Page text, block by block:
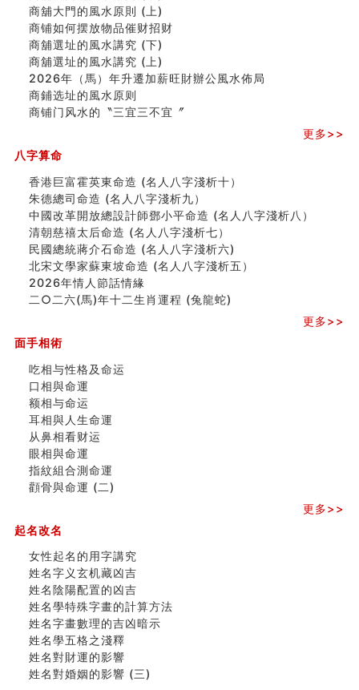
玄空本义(七)
刘燮鈞讲人相 手纹与命运(二)
商铺如何摆放物品催财招财
极其旺夫的女人面相
家居常見風水形煞及化解方法 (二)
居家風水懶人包！房子煞氣怎麼看？風水禁忌有哪些？有
這樣風水的房子別�
南半球的八字如何推排
额相与命运
从痣看相
姓名陰陽配置的凶吉
六爻測住宅風水 (四)
玄空本义 (五)
财务办公室风水布局
精选1500个五行属木的字
玄空本义 (四)
八字算命：女命八字里日坐伤官克夫？
订婚就是定结婚日子吗
玄空本义 (三)
飞灵山传说故事
命理解说：想请问什么时候能够遇到姻缘结婚？
商舖選址的風水講究 (下)
吉凶神跳上大运时的断法【四柱技巧】
家居常見風水形煞及化解方法 (一)
刘燮鈞讲人相 手纹与命运(一)
玄空本义 (二)
大門風水五大禁忌！大門風水擺設？門中門風水解方？
出现这几种面相桃花泛
女性起名的用字講究
香港巨富霍英東命造 (名人八字淺析十）
購房十大風水原則 (上)
看字形结构推算出吉凶
七夕节 我国唯一一个以女性为主角传统节日
商舖大門的風水原則 (下)
手指饱满福运加身，这种手相福运在何处？
家居常見風水形煞及化解方法 ( 四)
商舖大門的風水原則 (上)
商铺如何摆放物品催财招财
商舖選址的風水講究 (下)
商舖選址的風水講究 (上)
2026年（馬）年升遷加薪旺財辦公風水佈局
商鋪选址的風水原则
商铺门风水的〝三宜三不宜〞
更多>>
八字算命
香港巨富霍英東命造 (名人八字淺析十）
朱德總司命造 (名⼈⼋字淺析九）
中國改革開放總設計師鄧小平命造 (名人八字淺析八）
清朝慈禧太后命造 (名人八字淺析七）
民國總統蔣介石命造 (名人八字淺析六)
北宋文學家蘇東坡命造 (名人八字淺析五）
2026年情人節話情緣
二○二六(馬)年十二生肖運程 (兔龍蛇)
更多>>
面手相術
吃相与性格及命运
口相與命運
额相与命运
耳相與人生命運
从鼻相看财运
眼相與命運
指紋組合測命運
顴骨與命運 (二)
更多>>
起名改名
女性起名的用字講究
姓名字义玄机藏凶吉
姓名陰陽配置的凶吉
姓名學特殊字畫的計算方法
姓名字畫數理的吉凶暗示
姓名學五格之淺釋
姓名對財運的影響
姓名對婚姻的影響 (三)